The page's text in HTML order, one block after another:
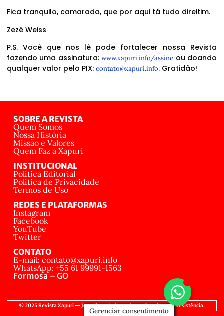
Fica tranquilo, camarada, que por aqui tá tudo direitim.
Zezé Weiss
P.S. Você que nos lê pode fortalecer nossa Revista
fazendo uma assinatura:www.xapuri.info/assine ou doando
qualquer valor pelo PIX: contato@xapuri.info. Gratidão!
SOBRE A REVISTA
Quem Somos
Nossa História
Missão e Valores
Quem Faz a Xapuri
INSTITUCIONAL
Política Editorial
Política de Privacidade
Termos de Uso
REDES E PLATAFORMAS
Instagram
Facebook
YouTube
Twitter
CONTATO
E-mail: contato@xapuri.info
WhatsApp: +55 61 99991-1563
Formosa – GO
© 2025 Revista Xapuri — Jornalismo Independente, Popular e de Resistência.
Gerenciar consentimento